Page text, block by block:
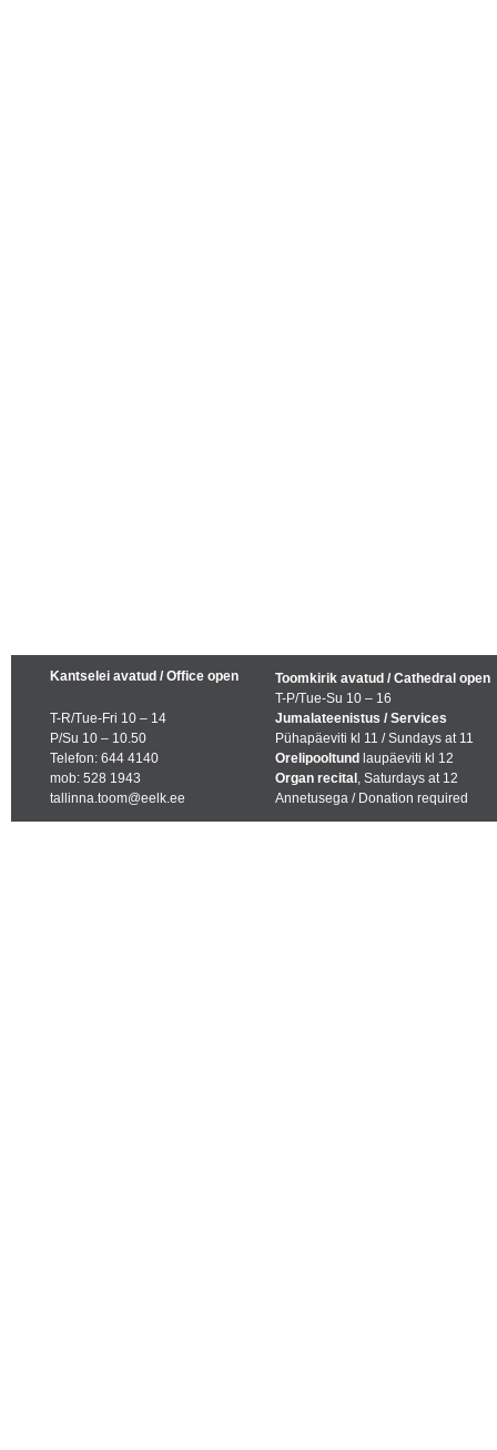
Kantselei avatud / Office open
T-R/Tue-Fri 10 – 14
P/Su 10 – 10.50
Telefon: 644 4140
mob: 528 1943
tallinna.toom@eelk.ee
Toomkirik avatud / Cathedral open
T-P/Tue-Su 10 – 16
Jumalateenistus / Services
Pühapäeviti kl 11 / Sundays at 11
Orelipooltund laupäeviti kl 12
Organ recital , Saturdays at 12
Annetusega / Donation required